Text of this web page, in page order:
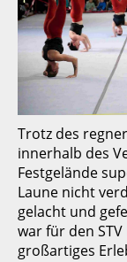
Trotz des
innerhalb des
Festgelände
Laune nicht
gelacht und
war für den
großartiges